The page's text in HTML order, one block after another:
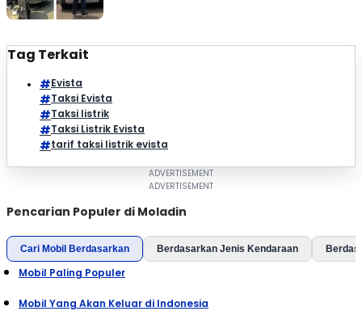
merupakan bagian dari visi Evista […]
Tag Terkait
Evista
Taksi Evista
Taksi listrik
Taksi Listrik Evista
tarif taksi listrik evista
Pencarian Populer di Moladin
Cari Mobil Berdasarkan Berdasarkan Jenis Kendaraan
Mobil Paling Populer
Mobil Yang Akan Keluar di Indonesia